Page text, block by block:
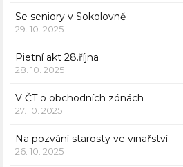
Se seniory v Sokolovně
29. 10. 2025
Pietní akt 28.října
28. 10. 2025
V ČT o obchodních zónách
27. 10. 2025
Na pozvání starosty ve vinařství
26. 10. 2025